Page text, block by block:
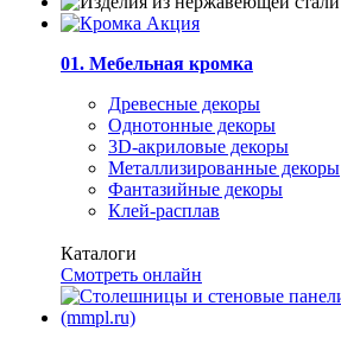
01. Мебельная кромка
Древесные декоры
Однотонные декоры
3D-акриловые декоры
Металлизированные декоры
Фантазийные декоры
Клей-расплав
Каталоги
Смотреть онлайн